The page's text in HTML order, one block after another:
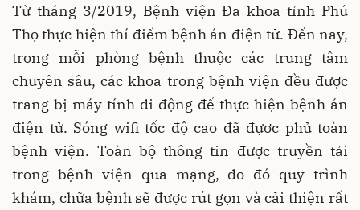
Từ tháng 3/2019, Bệnh viện Đa khoa tỉnh Phú
Thọ thực hiện thí điểm bệnh án điện tử. Đến nay,
trong mỗi phòng bệnh thuộc các trung tâm
chuyên sâu, các khoa trong bệnh viện đều được
trang bị máy tính di động để thực hiện bệnh án
điện tử. Sóng wifi tốc độ cao đã đựơc phủ toàn
bệnh viện. Toàn bộ thông tin được truyền tải
trong bệnh viện qua mạng, do đó quy trình
khám, chữa bệnh sẽ được rút gọn và cải thiện rất